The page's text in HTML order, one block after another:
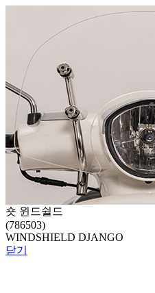
숏 윈드쉴드
(786503)
WINDSHIELD DJANGO
닫기